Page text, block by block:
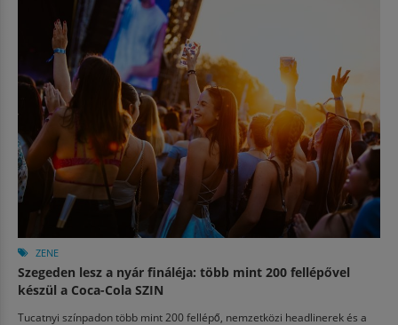
ZENE
Szegeden lesz a nyár fináléja: több mint 200 fellépővel
készül a Coca-Cola SZIN
Tucatnyi színpadon több mint 200 fellépő, nemzetközi headlinerek és a